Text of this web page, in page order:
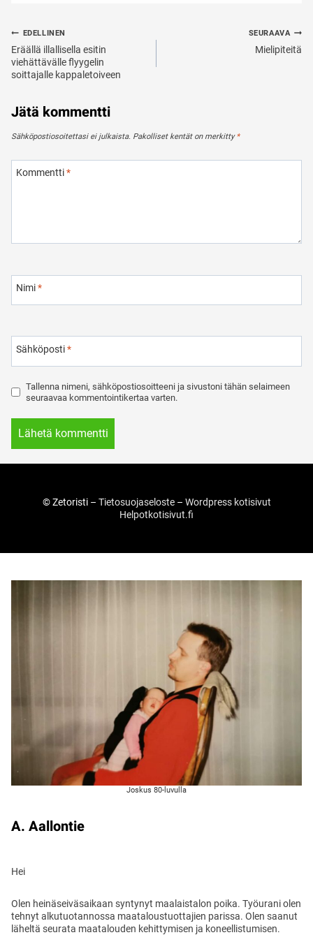
Artikkelien
selaus
EDELLINEN
Eräällä illallisella esitin
viehättävälle flyygelin
soittajalle kappaletoiveen
SEURAAVA
Mielipiteitä
Jätä kommentti
Sähköpostiosoitettasi ei julkaista. Pakolliset kentät on merkitty *
Kommentti*
Nimi*
Sähköposti*
Tallenna nimeni, sähköpostiosoitteeni ja sivustoni tähän selaimeen
seuraavaa kommentointikertaa varten.
© Zetoristi – Tietosuojaseloste– Wordpress kotisivut
Helpotkotisivut.fi
Joskus 80-luvulla
A. Aallontie
Hei
Olen heinäseiväsaikaan syntynyt maalaistalon poika. Työurani olen
tehnyt alkutuotannossa maataloustuottajien parissa. Olen saanut
läheltä seurata maatalouden kehittymisen ja koneellistumisen.